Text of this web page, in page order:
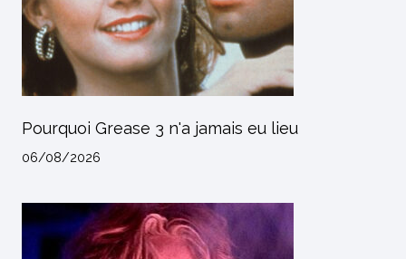
Pourquoi Grease 3 n'a jamais eu lieu
06/08/2026